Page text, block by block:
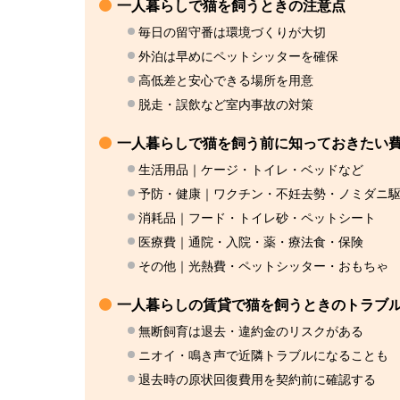
一人暮らしで猫を飼うときの注意点
毎日の留守番は環境づくりが大切
外泊は早めにペットシッターを確保
高低差と安心できる場所を用意
脱走・誤飲など室内事故の対策
一人暮らしで猫を飼う前に知っておきたい
生活用品｜ケージ・トイレ・ベッドなど
予防・健康｜ワクチン・不妊去勢・ノミダニ
消耗品｜フード・トイレ砂・ペットシート
医療費｜通院・入院・薬・療法食・保険
その他｜光熱費・ペットシッター・おもちゃ
一人暮らしの賃貸で猫を飼うときのトラブ
無断飼育は退去・違約金のリスクがある
ニオイ・鳴き声で近隣トラブルになることも
退去時の原状回復費用を契約前に確認する